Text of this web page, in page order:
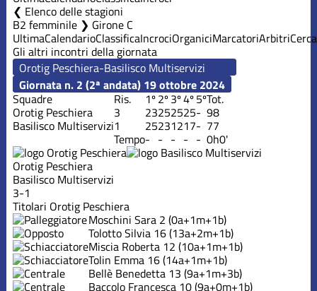
Elenco delle stagioni
B2 femminile ❯ Girone C
UltimaCalendarioClassificaIncrociOrganiciMarcatoriArbitriCerca
Gli altri incontri della giornata
Giornata n. 2 (2ª andata) 19 ottobre 2024
Squadre
Ris. 1º2º3º4º5ºTot.
Orotig Peschiera 3 23252525- 98
Basilisco Multiservizi1 25231217- 77
Tempo- - - - - 0h0'
Orotig Peschiera
Basilisco Multiservizi
3-1
Titolari Orotig Peschiera
Moschini Sara 2 (0a+1m+1b)
Tolotto Silvia 16(13a+2m+1b)
Miscia Roberta 12 (10a+1m+1b)
Tolin Emma 16(14a+1m+1b)
Bellè Benedetta 13 (9a+1m+3b)
Baccolo Francesca 10(9a+0m+1b)